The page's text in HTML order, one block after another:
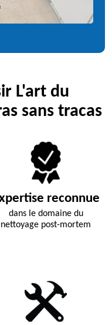
L'art du
sans tracas
reconnue
dans le domaine du
nettoyage post-mortem